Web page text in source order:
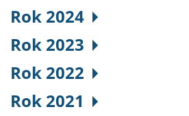
Rok 2024
Rok 2023
Rok 2022
Rok 2021